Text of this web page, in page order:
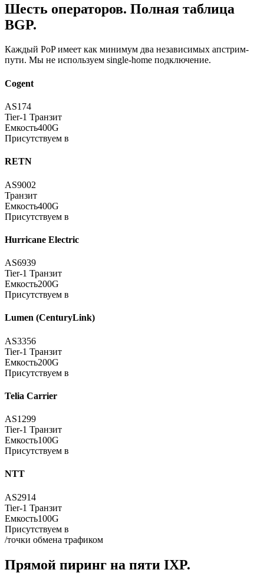
Шесть операторов. Полная таблица
BGP.
Каждый PoP имеет как минимум два независимых апстрим-
пути. Мы не используем single-home подключение.
Cogent
AS174
Tier-1 Транзит
Емкость400G
Присутствуем в
RETN
AS9002
Транзит
Емкость400G
Присутствуем в
Hurricane Electric
AS6939
Tier-1 Транзит
Емкость200G
Присутствуем в
Lumen (CenturyLink)
AS3356
Tier-1 Транзит
Емкость200G
Присутствуем в
Telia Carrier
AS1299
Tier-1 Транзит
Емкость100G
Присутствуем в
NTT
AS2914
Tier-1 Транзит
Емкость100G
Присутствуем в
/точки обмена трафиком
Прямой пиринг на пяти IXP.